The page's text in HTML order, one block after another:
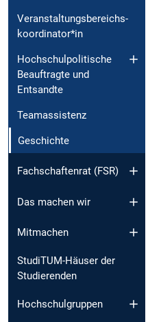
Veranstaltungsbereichs­
koordinator*in
Hochschulpolitische
Beauftragte und
Entsandte
Teamassistenz
Geschichte
Fachschaftenrat (FSR)
Das machen wir
Mitmachen
StudiTUM-Häuser der
Studierenden
Hochschulgruppen